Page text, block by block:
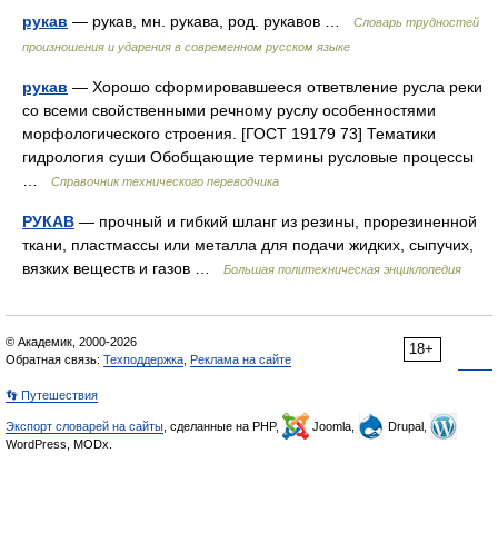
рукав — рукав, мн. рукава, род. рукавов …
Словарь трудностей
произношения и ударения в современном русском языке
рукав — Хорошо сформировавшееся ответвление русла реки
со всеми свойственными речному руслу особенностями
морфологического строения. [ГОСТ 19179 73] Тематики
гидрология суши Обобщающие термины русловые процессы
Справочник технического переводчика
РУКАВ — прочный и гибкий шланг из резины, прорезиненной
ткани, пластмассы или металла для подачи жидких, сыпучих,
вязких веществ и газов …
Большая политехническая энциклопедия
18+
© Академик, 2000-2026
Обратная связь: Техподдержка Реклама на сайте
👣 Путешествия
Экспорт словарей на сайты , сделанные на PHP, Joomla,
Drupal,
WordPress, MODx.